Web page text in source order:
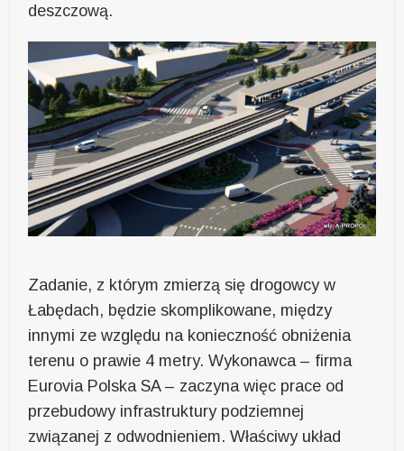
deszczową.
Zadanie, z którym zmierzą się drogowcy w
Łabędach, będzie skomplikowane, między
innymi ze względu na konieczność obniżenia
terenu o prawie 4 metry. Wykonawca – firma
Eurovia Polska SA – zaczyna więc prace od
przebudowy infrastruktury podziemnej
związanej z odwodnieniem. Właściwy układ